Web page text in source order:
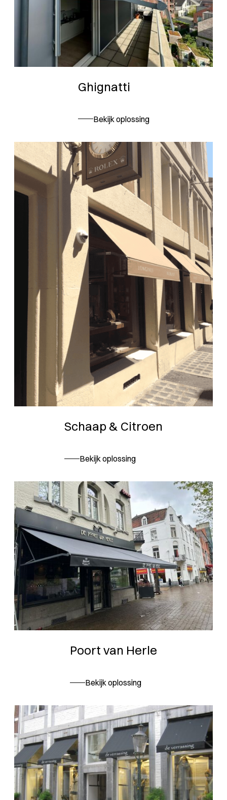
Ghignatti
Bekijk oplossing
Schaap & Citroen
Bekijk oplossing
Poort van Herle
Bekijk oplossing